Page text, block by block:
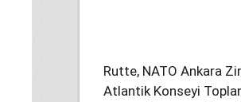
Rutte, NATO Ankara
Atlantik Konseyi